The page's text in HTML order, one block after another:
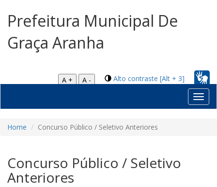
Prefeitura Municipal De
Graça Aranha
Alto contraste [Alt + 3]
A +
A -
Home Concurso Público / Seletivo Anteriores
Concurso Público / Seletivo
Anteriores